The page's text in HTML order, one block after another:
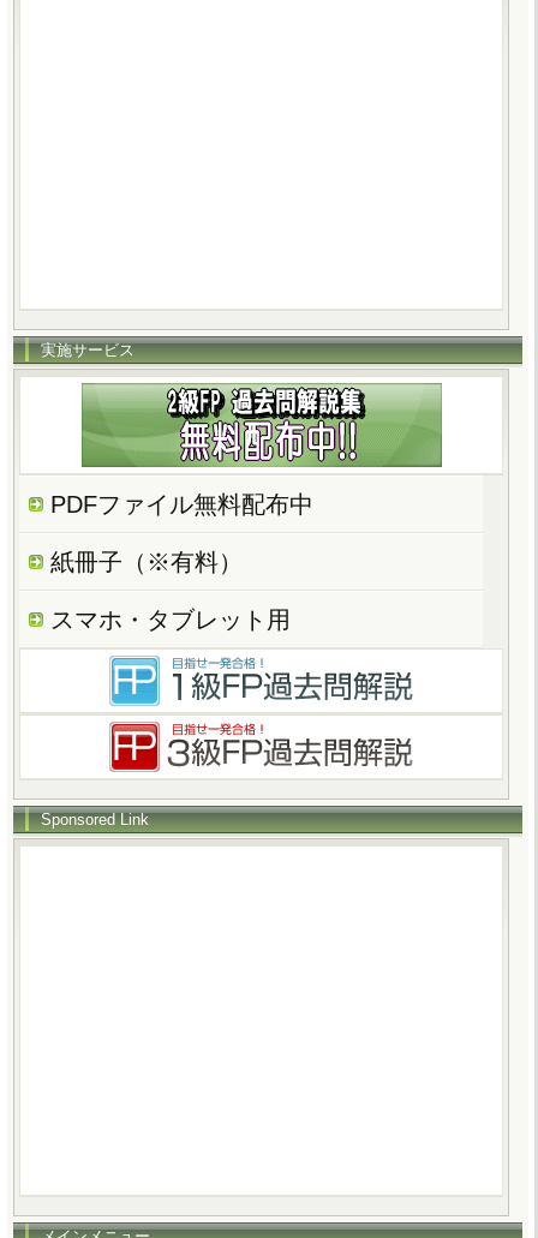
実施サービス
PDFファイル無料配布中
紙冊子（※有料）
スマホ・タブレット用
Sponsored Link